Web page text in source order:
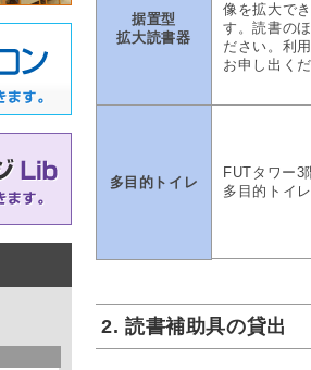
据置型
拡大読書器
像を拡大で
す。読書の
ださい。利
お申し出く
多目的トイレ
FUTタワー3
多目的トイ
2. 読書補助具の貸出